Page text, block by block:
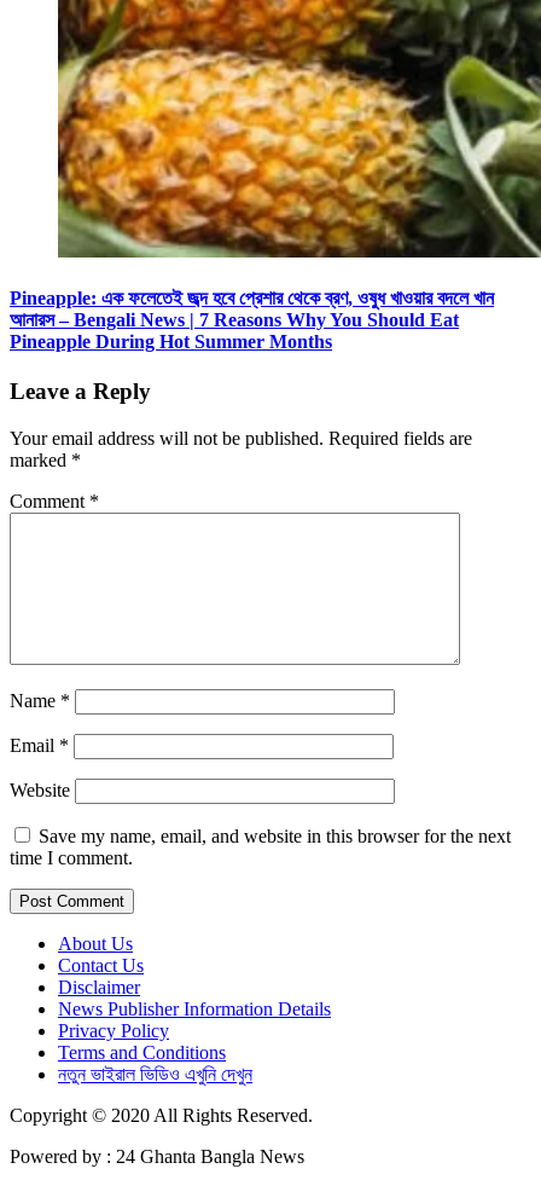
Pineapple: এক ফলেতেই জব্দ হবে প্রেশার থেকে ব্রণ, ওষুধ খাওয়ার বদলে খান
আনারস – Bengali News | 7 Reasons Why You Should Eat
Pineapple During Hot Summer Months
Leave a Reply
Your email address will not be published. Required fields are
marked *
Comment *
Name *
Email *
Website
Save my name, email, and website in this browser for the next
time I comment.
About Us
Contact Us
Disclaimer
News Publisher Information Details
Privacy Policy
Terms and Conditions
নতুন ভাইরাল ভিডিও এখুনি দেখুন
Copyright © 2020 All Rights Reserved.
Powered by : 24 Ghanta Bangla News